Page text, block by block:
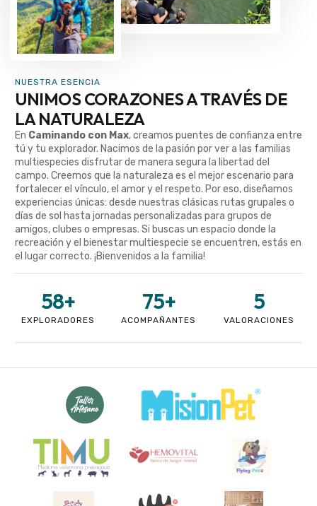
NUESTRA ESENCIA
UNIMOS CORAZONES A TRAVÉS DE
LA NATURALEZA
En Caminando con Max, creamos puentes de confianza entre
tú y tu explorador. Nacimos de la pasión por ver a las familias
multiespecies disfrutar de manera segura la libertad del
campo. Creemos que la naturaleza es el mejor escenario para
fortalecer el vínculo, el amor y el respeto. Por eso, diseñamos
experiencias únicas: desde nuestras clásicas rutas grupales o
días de sol hasta jornadas personalizadas para grupos de
amigos, clubes o empresas. Si buscas un espacio donde la
recreación y el bienestar multiespecie se encuentren, estás en
el lugar correcto. ¡Bienvenidos a la familia!
EXPLORADORES
58+
ACOMPAÑANTES
75+
VALORACIONES
5